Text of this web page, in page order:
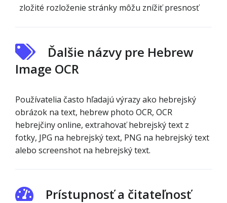
zložité rozloženie stránky môžu znížiť presnosť
Ďalšie názvy pre Hebrew
Image OCR
Používatelia často hľadajú výrazy ako hebrejský
obrázok na text, hebrew photo OCR, OCR
hebrejčiny online, extrahovať hebrejský text z
fotky, JPG na hebrejský text, PNG na hebrejský text
alebo screenshot na hebrejský text.
Prístupnosť a čitateľnosť